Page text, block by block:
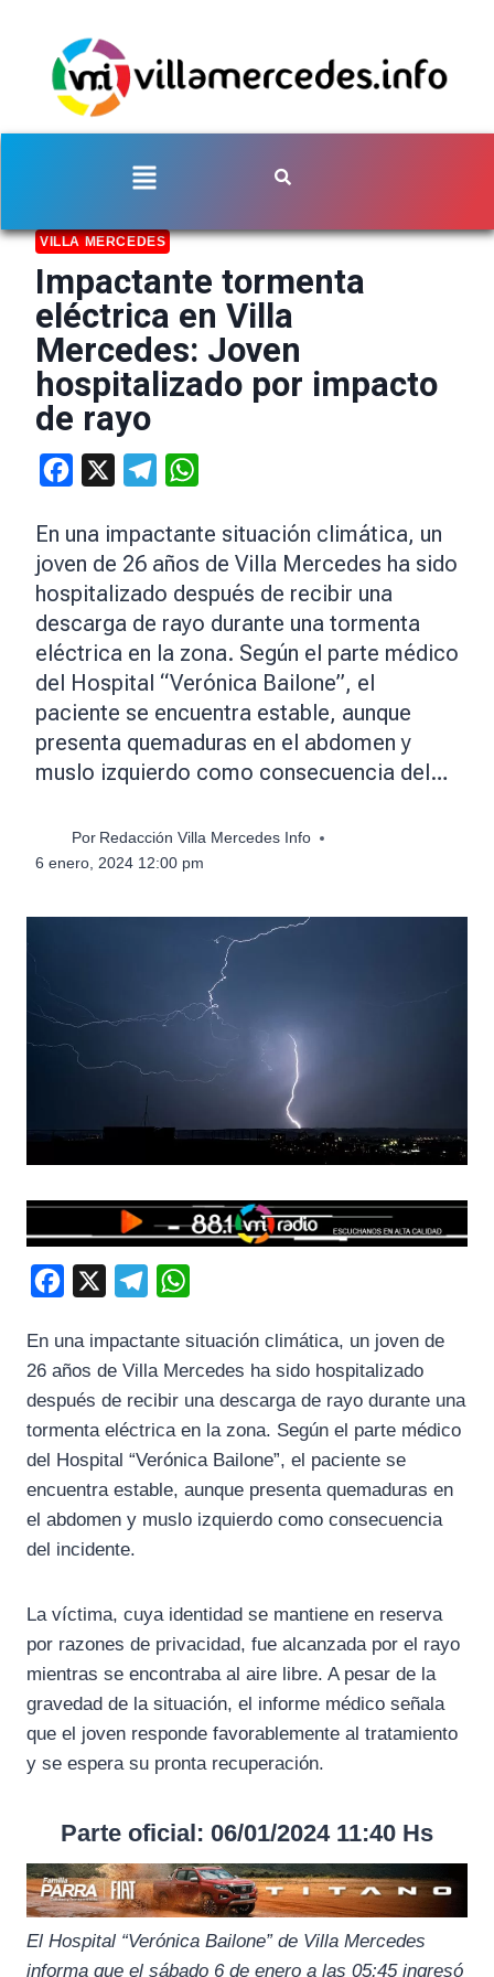
VILLA MERCEDES
Impactante tormenta
eléctrica en Villa
Mercedes: Joven
hospitalizado por impacto
de rayo
Facebook Telegram
En una impactante situación climática, un
joven de 26 años de Villa Mercedes ha sido
hospitalizado después de recibir una
descarga de rayo durante una tormenta
eléctrica en la zona. Según el parte médico
del Hospital “Verónica Bailone”, el
paciente se encuentra estable, aunque
presenta quemaduras en el abdomen y
muslo izquierdo como consecuencia del…
Por Redacción Villa Mercedes Info
6 enero, 2024 12:00 pm
c
e
b
k
l
e
g
a
m
a
t
s
p
En una impactante situación climática, un joven de
26 años de Villa Mercedes ha sido hospitalizado
después de recibir una descarga de rayo durante una
tormenta eléctrica en la zona. Según el parte médico
del Hospital “Verónica Bailone”, el paciente se
encuentra estable, aunque presenta quemaduras en
el abdomen y muslo izquierdo como consecuencia
del incidente.
La víctima, cuya identidad se mantiene en reserva
por razones de privacidad, fue alcanzada por el rayo
mientras se encontraba al aire libre. A pesar de la
gravedad de la situación, el informe médico señala
que el joven responde favorablemente al tratamiento
y se espera su pronta recuperación.
Parte oficial: 06/01/2024 11:40 Hs
El Hospital “Verónica Bailone” de Villa Mercedes
informa que el sábado 6 de enero a las 05:45 ingresó